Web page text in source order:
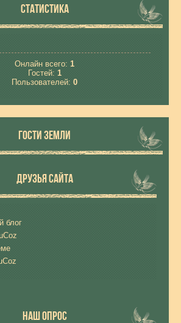
СТАТИСТИКА
Онлайн всего: 1
Гостей: 1
Пользователей: 0
ГОСТИ ЗЕМЛИ
ДРУЗЬЯ САЙТА
блог
НАШ ОПРОС